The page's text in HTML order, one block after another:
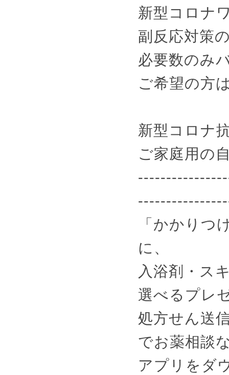
新型コロナ
副反応対策
必要数のみ
ご希望の方
新型コロナ
ご家庭用の
「かかりつ
に、
入浴剤・ス
選べるプレ
処方せん送
でお薬相談
アプリをダ